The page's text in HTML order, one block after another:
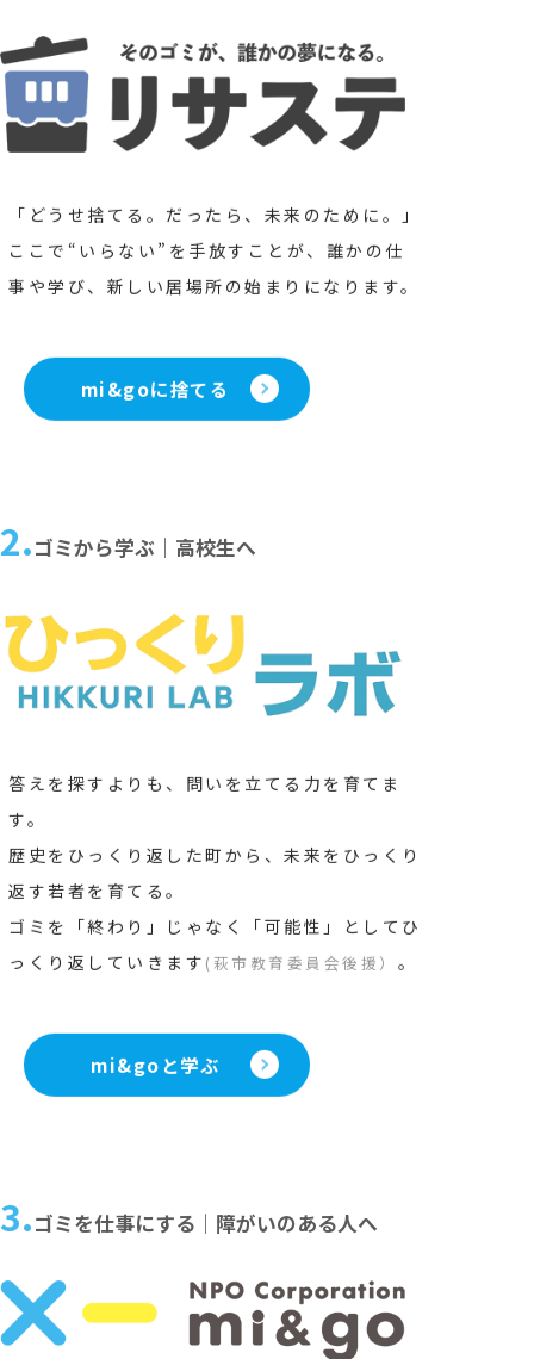
「どうせ捨てる。だったら、未来のために。」
ここで“いらない”を手放すことが、誰かの仕
事や学び、新しい居場所の始まりになります。
mi&goに捨てる
2.ゴミから学ぶ｜高校生へ
答えを探すよりも、問いを立てる力を育てま
す。
歴史をひっくり返した町から、未来をひっくり
返す若者を育てる。
ゴミを「終わり」じゃなく「可能性」としてひ
っくり返していきます (萩市教育委員会後援） 。
mi&goと学ぶ
3.ゴミを仕事にする｜障がいのある人へ